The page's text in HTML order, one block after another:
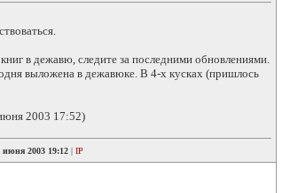
в дежавю, следите за последними обновлениями.
выложена в дежавюке. В 4-х кусках (пришлось
2003 17:52)
июня 2003 19:12 | IP